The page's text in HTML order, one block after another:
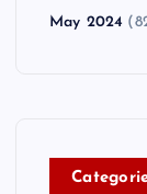
May 2024
C